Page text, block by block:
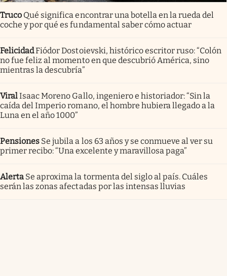
Truco Qué significa encontrar una botella en la rueda del
coche y por qué es fundamental saber cómo actuar
FelicidadFiódor Dostoievski, histórico escritor ruso: “Colón
no fue feliz al momento en que descubrió América, sino
mientras la descubría”
ViralIsaac Moreno Gallo, ingeniero e historiador: “Sin la
caída del Imperio romano, el hombre hubiera llegado a la
Luna en el año 1000”
Pensiones Se jubila a los 63 años y se conmueve al ver su
primer recibo: “Una excelente y maravillosa paga”
Alerta Se aproxima la tormenta del siglo al país. Cuáles
serán las zonas afectadas por las intensas lluvias